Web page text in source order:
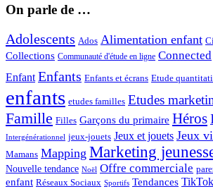
On parle de …
Adolescents Ados Alimentation enfant
Collections Communauté d'étude en ligne Connected
Enfant Enfants Enfants et écrans Etude
enfants etudes familles Etudes
Famille Filles Garçons du primaire Héros
Intergénérationnel jeux-jouets Jeux et jouets Jeux
Mamans Mapping Marketing
Nouvelle tendance Noël Offre commerciale
enfant Réseaux Sociaux Sportifs Tendances TikTok